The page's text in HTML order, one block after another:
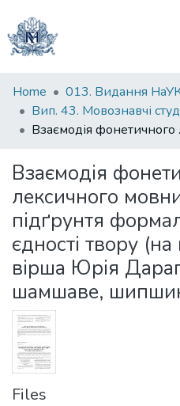
Communities
&
Collections
Statistics
Home 013. Видання
Вип. 43. Мовознавчі
Взаємодія фонетичного і
Взаємодія
лексичного
підґрунтя
єдності твору
вірша Юрія
шамшаве,
Files